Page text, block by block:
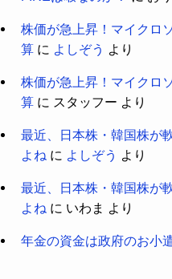
株価が急上昇！マイクロ
算に よしぞう より
株価が急上昇！マイクロ
算に スタッフー より
最近、日本株・韓国株が
よね に よしぞう より
最近、日本株・韓国株が
よね に いわま より
年金の資金は政府のお小